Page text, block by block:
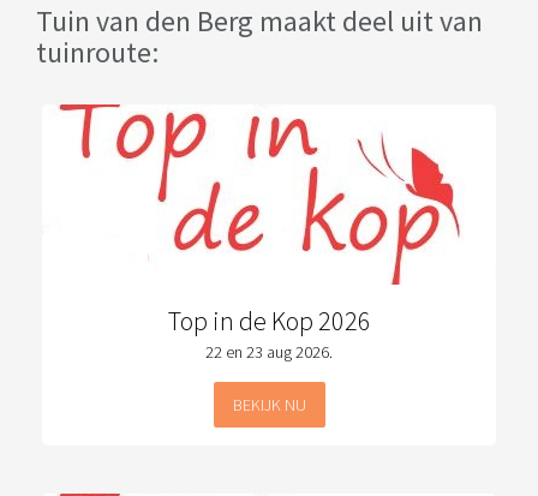
Tuin van den Berg maakt deel uit van
tuinroute:
Top in de Kop 2026
22 en 23 aug 2026.
BEKIJK NU